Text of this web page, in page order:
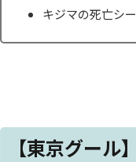
キジマの死亡シ
【東京グー